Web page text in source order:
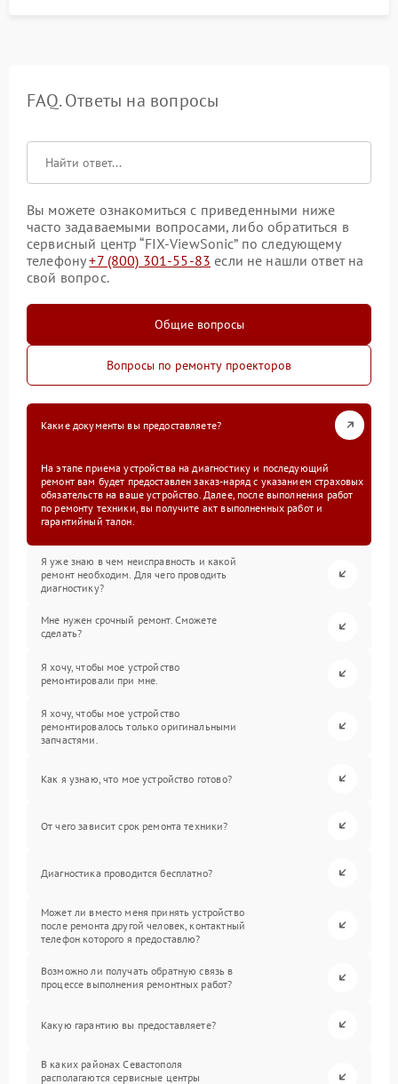
FAQ. Ответы на вопросы
Вы можете ознакомиться с приведенными ниже
часто задаваемыми вопросами, либо обратиться в
сервисный центр “FIX-ViewSonic” по следующему
телефону+7 (800) 301-55-83 если не нашли ответ на
свой вопрос.
Общие вопросы
Вопросы по ремонту проекторов
Какие документы вы предоставляете?
На этапе приема устройства на диагностику и последующий
ремонт вам будет предоставлен заказ-наряд с указанием страховых
обязательств на ваше устройство. Далее, после выполнения работ
по ремонту техники, вы получите акт выполненных работ и
гарантийный талон.
Я уже знаю в чем неисправность и какой
ремонт необходим. Для чего проводить
диагностику?
Мне нужен срочный ремонт. Сможете
сделать?
Я хочу, чтобы мое устройство
ремонтировали при мне.
Я хочу, чтобы мое устройство
ремонтировалось только оригинальными
запчастями.
Как я узнаю, что мое устройство готово?
От чего зависит срок ремонта техники?
Диагностика проводится бесплатно?
Может ли вместо меня принять устройство
после ремонта другой человек, контактный
телефон которого я предоставлю?
Возможно ли получать обратную связь в
процессе выполнения ремонтных работ?
Какую гарантию вы предоставляете?
В каких районах Севастополя
располагаются сервисные центры